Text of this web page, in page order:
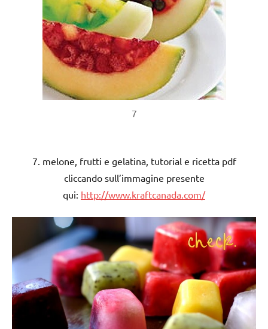
7
7. melone, frutti e gelatina, tutorial e ricetta pdf
cliccando sull’immagine presente
qui: http://www.kraftcanada.com/